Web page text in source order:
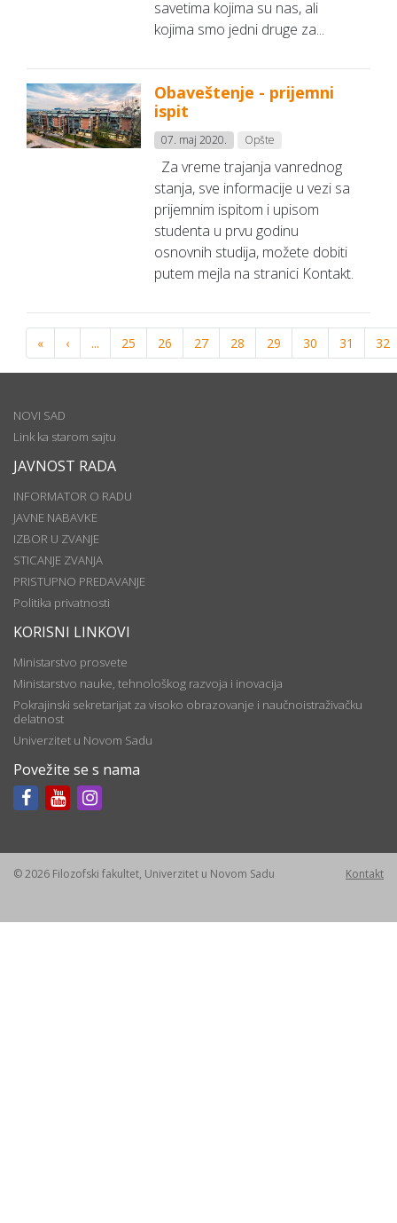
savetima kojima su nas, ali
kojima smo jedni druge za...
Obaveštenje - prijemni
ispit
07. maj 2020. Opšte
Za vreme trajanja vanrednog
stanja, sve informacije u vezi sa
prijemnim ispitom i upisom
studenta u prvu godinu
osnovnih studija, možete dobiti
putem mejla na stranici Kontakt.
« ‹ ... 25 26 27 28 29 30 31 32
NOVI SAD
Link ka starom sajtu
JAVNOST RADA
INFORMATOR O RADU
JAVNE NABAVKE
IZBOR U ZVANJE
STICANJE ZVANJA
PRISTUPNO PREDAVANJE
Politika privatnosti
KORISNI LINKOVI
Ministarstvo prosvete
Ministarstvo nauke, tehnološkog razvoja i inovacija
Pokrajinski sekretarijat za visoko obrazovanje i naučnoistraživačku
delatnost
Univerzitet u Novom Sadu
Povežite se s nama
© 2026 Filozofski fakultet, Univerzitet u Novom Sadu Kontakt